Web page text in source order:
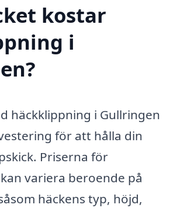
kostar
i
häckklippning i Gullringen
för att hålla din
Priserna för
variera beroende på
häckens typ, höjd,